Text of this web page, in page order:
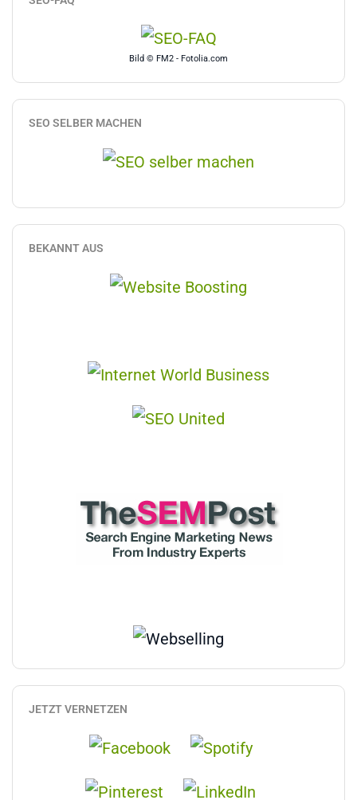
Bild © FM2 - Fotolia.com
SEO SELBER MACHEN
BEKANNT AUS
JETZT VERNETZEN